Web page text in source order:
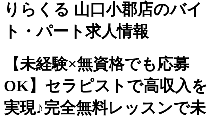
りらくる 山口小郡店のバイ
ト・パート求人情報
【未経験×無資格でも応募
OK】セラピストで高収入を
実現♪完全無料レッスンで未